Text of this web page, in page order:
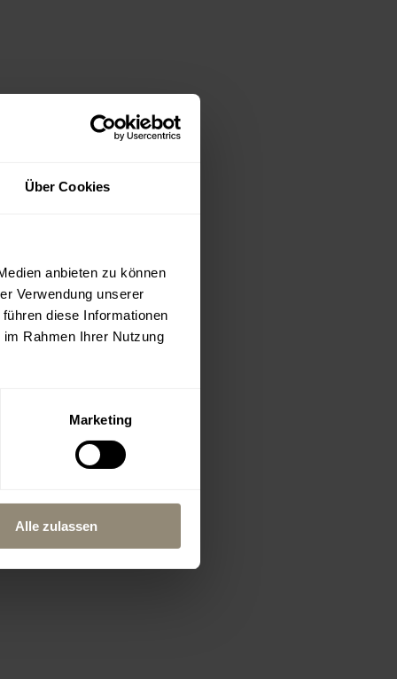
Über Cookies
anbieten zu können
Verwendung unserer
diese Informationen
Rahmen Ihrer Nutzung
Marketing
Alle zulassen